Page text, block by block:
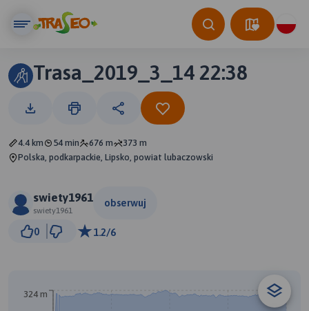
Trasa_2019_3_14 22:38
4.4 km 54 min 676 m
373 m
Polska, podkarpackie, Lipsko, powiat lubaczowski
swiety1961
swiety1961
obserwuj
0 1.2/6
324 m